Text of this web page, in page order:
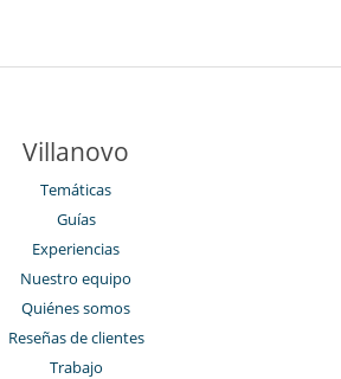
Villanovo
Temáticas
Guías
Experiencias
Nuestro equipo
Quiénes somos
Reseñas de clientes
Trabajo